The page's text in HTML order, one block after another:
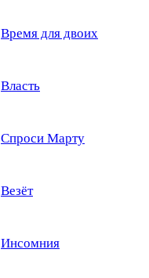
Время для двоих
Власть
Спроси Марту
Везёт
Инсомния